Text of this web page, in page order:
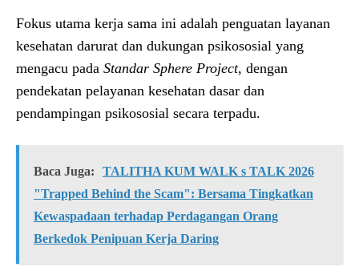
Fokus utama kerja sama ini adalah penguatan layanan
kesehatan darurat dan dukungan psikososial yang
mengacu pada Standar Sphere Project, dengan
pendekatan pelayanan kesehatan dasar dan
pendampingan psikososial secara terpadu.
Baca Juga:
TALITHA KUM WALK s TALK 2026
"Trapped Behind the Scam": Bersama Tingkatkan
Kewaspadaan terhadap Perdagangan Orang
Berkedok Penipuan Kerja Daring